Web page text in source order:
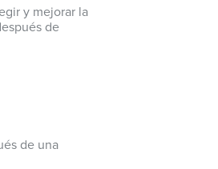
y mejorar la
de
de una